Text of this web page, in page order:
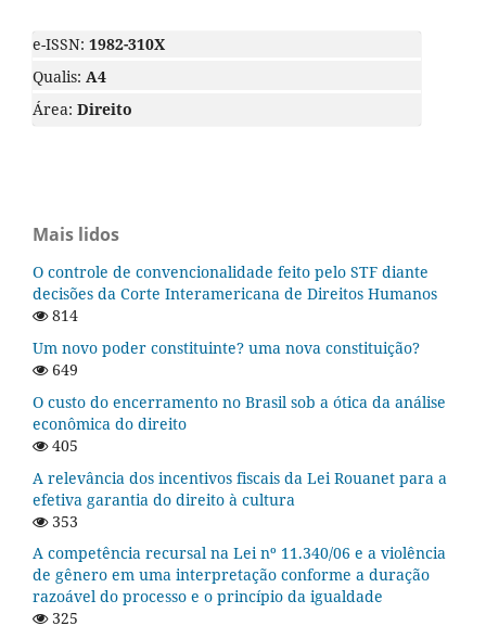
e-ISSN: 1982-310X
Qualis: A4
Área: Direito
Mais lidos
O controle de convencionalidade feito pelo STF diante
decisões da Corte Interamericana de Direitos Humanos
814
Um novo poder constituinte? uma nova constituição?
649
O custo do encerramento no Brasil sob a ótica da análise
econômica do direito
405
A relevância dos incentivos fiscais da Lei Rouanet para a
efetiva garantia do direito à cultura
353
A competência recursal na Lei nº 11.340/06 e a violência
de gênero em uma interpretação conforme a duração
razoável do processo e o princípio da igualdade
325